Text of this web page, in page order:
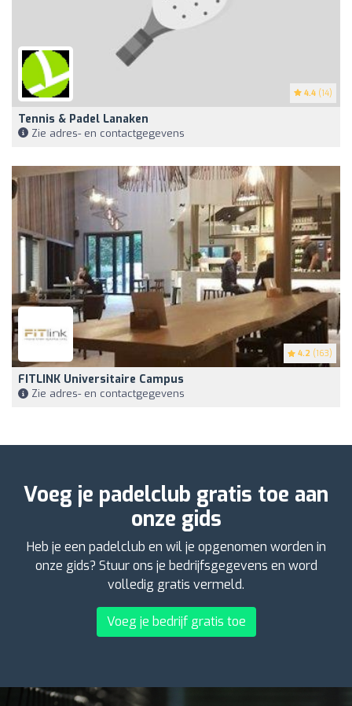
4.4 (14)
Tennis & Padel Lanaken
Zie adres- en contactgegevens
4.2 (163)
FITLINK Universitaire Campus
Zie adres- en contactgegevens
Voeg je padelclub gratis toe aan
onze gids
Heb je een padelclub en wil je opgenomen worden in
onze gids? Stuur ons je bedrijfsgegevens en word
volledig gratis vermeld.
Voeg je bedrijf gratis toe